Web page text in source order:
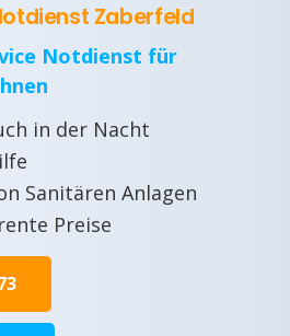
Zaberfeld
Notdienst für
in der Nacht
Sanitären Anlagen
Preise